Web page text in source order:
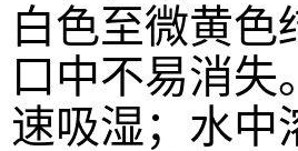
白色至微黄色
口中不易消失。
速吸湿；水中